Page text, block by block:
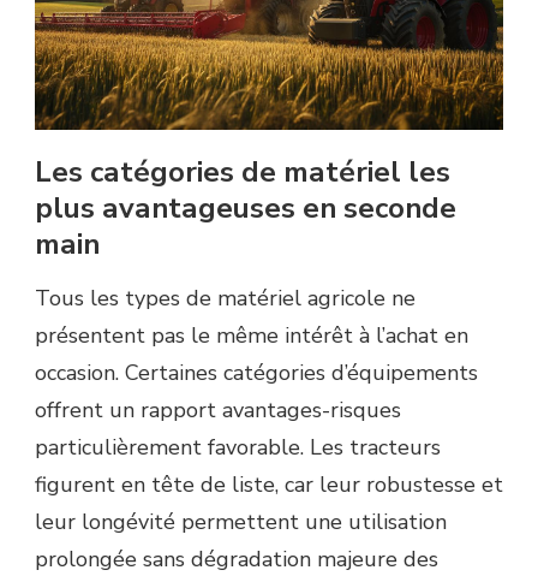
Les catégories de matériel les
plus avantageuses en seconde
main
Tous les types de matériel agricole ne
présentent pas le même intérêt à l’achat en
occasion. Certaines catégories d’équipements
offrent un rapport avantages-risques
particulièrement favorable. Les tracteurs
figurent en tête de liste, car leur robustesse et
leur longévité permettent une utilisation
prolongée sans dégradation majeure des